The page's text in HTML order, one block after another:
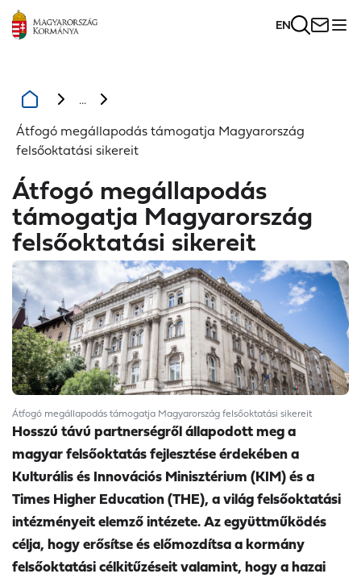
EN
...
Átfogó megállapodás támogatja Magyarország
felsőoktatási sikereit
Átfogó megállapodás
támogatja Magyarország
felsőoktatási sikereit
Átfogó megállapodás támogatja Magyarország felsőoktatási sikereit
Hosszú távú partnerségről állapodott meg a
magyar felsőoktatás fejlesztése érdekében a
Kulturális és Innovációs Minisztérium (KIM) és a
Times Higher Education (THE), a világ felsőoktatási
intézményeit elemző intézete. Az együttműködés
célja, hogy erősítse és előmozdítsa a kormány
felsőoktatási célkitűzéseit valamint, hogy a hazai